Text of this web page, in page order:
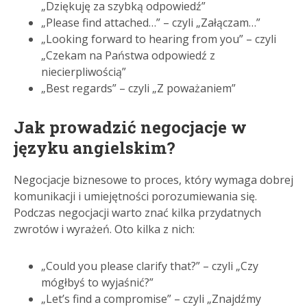
„Dziękuję za szybką odpowiedź”
„Please find attached…” – czyli „Załączam…”
„Looking forward to hearing from you” – czyli
„Czekam na Państwa odpowiedź z
niecierpliwością”
„Best regards” – czyli „Z poważaniem”
Jak prowadzić negocjacje w
języku angielskim?
Negocjacje biznesowe to proces, który wymaga dobrej
komunikacji i umiejętności porozumiewania się.
Podczas negocjacji warto znać kilka przydatnych
zwrotów i wyrażeń. Oto kilka z nich:
„Could you please clarify that?” – czyli „Czy
mógłbyś to wyjaśnić?”
„Let’s find a compromise” – czyli „Znajdźmy